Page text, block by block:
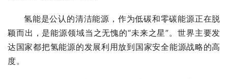
氢能是公认的清洁能源，作为低碳和零碳能源正在脱
颖而出，是能源领域当之无愧的“未来之星”。世界主要发
达国家都把氢能源的发展利用放到国家安全能源战略的高
度。